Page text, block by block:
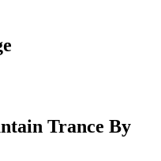
Trance By